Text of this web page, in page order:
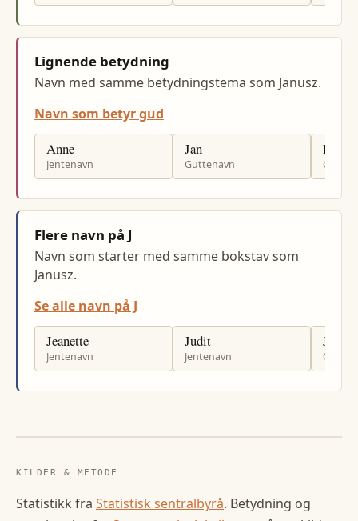
Lignende betydning
Navn med samme betydningstema som Janusz.
Navn som betyr gud
Anne
Jentenavn
Jan
Guttenavn
Per
Flere navn på J
Navn som starter med samme bokstav som
Janusz.
Se alle navn på J
Jeanette
Jentenavn
Judit
Jentenavn
Julius
KILDER & METODE
Statistikk fra Statistisk sentralbyrå. Betydning og